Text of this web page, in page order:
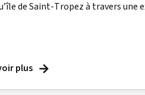
de Saint-Tropez à travers une
plus